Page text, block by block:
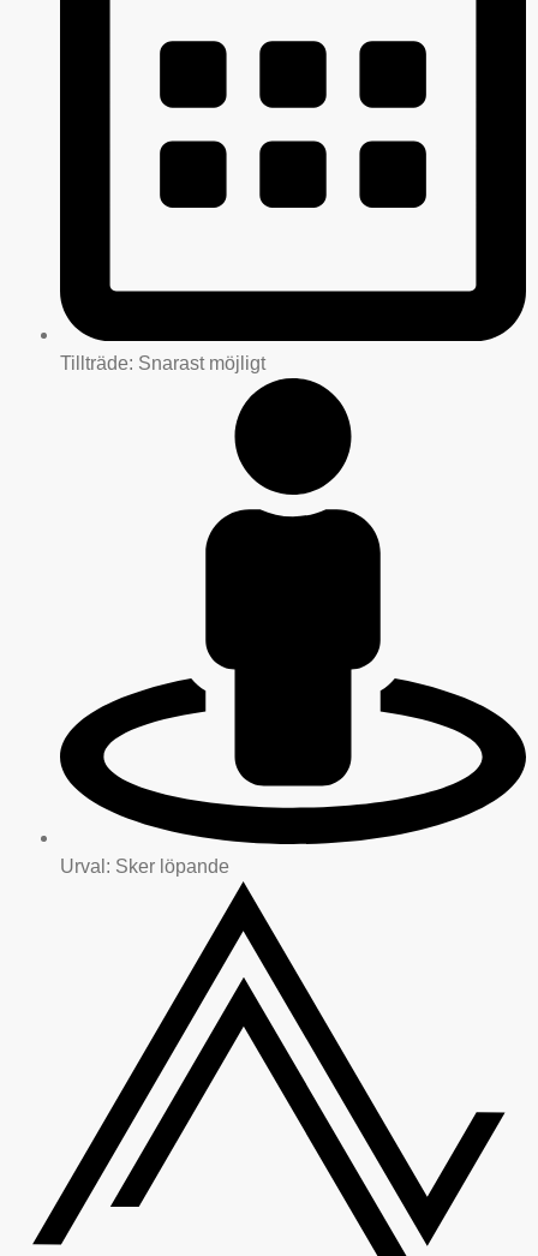
Tillträde: Snarast möjligt
Urval: Sker löpande